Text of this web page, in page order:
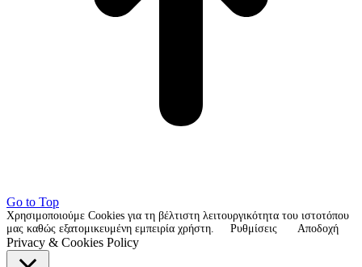
Go to Top
Χρησιμοποιούμε Cookies για τη βέλτιστη λειτουργικότητα του ιστοτόπου
μας καθώς εξατομικευμένη εμπειρία χρήστη.
Ρυθμίσεις Αποδοχή
Privacy & Cookies Policy